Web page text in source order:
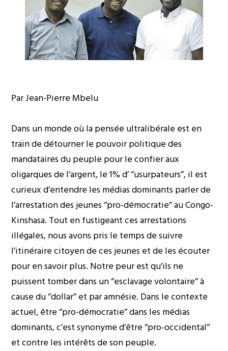
Par Jean-Pierre Mbelu
Dans un monde où la pensée ultralibérale est en
train de détourner le pouvoir politique des
mandataires du peuple pour le confier aux
oligarques de l’argent, le 1% d’ ‘’usurpateurs’’, il est
curieux d’entendre les médias dominants parler de
l’arrestation des jeunes ‘’pro-démocratie’’ au Congo-
Kinshasa. Tout en fustigeant ces arrestations
illégales, nous avons pris le temps de suivre
l’itinéraire citoyen de ces jeunes et de les écouter
pour en savoir plus. Notre peur est qu’ils ne
puissent tomber dans un ‘’esclavage volontaire’’ à
cause du ‘’dollar’’ et par amnésie. Dans le contexte
actuel, être ‘’pro-démocratie’’ dans les médias
dominants, c’est synonyme d’être ‘’pro-occidental’’
et contre les intérêts de son peuple.